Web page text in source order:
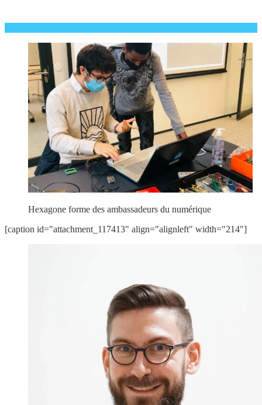
Hexagone forme des ambassadeurs du numérique
[caption id="attachment_117413" align="alignleft" width="214"]